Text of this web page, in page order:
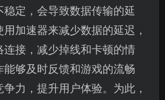
定，会导致数据传输的延
加速器来减少数据的延迟，
接，减少掉线和卡顿的情
够及时反馈和游戏的流畅
力，提升用户体验。为此，